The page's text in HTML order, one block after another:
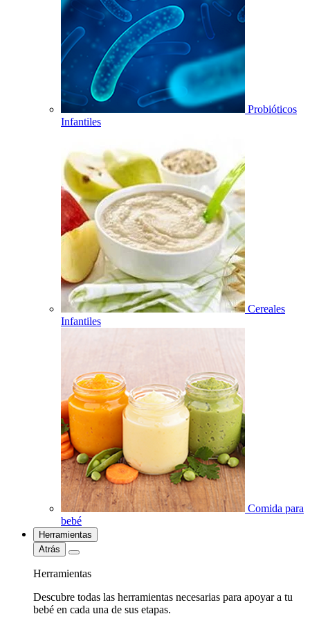
Probióticos
Infantiles
Cereales
Infantiles
Comida para
bebé
Herramientas
Atrás
Herramientas
Descubre todas las herramientas necesarias para apoyar a tu
bebé en cada una de sus etapas.